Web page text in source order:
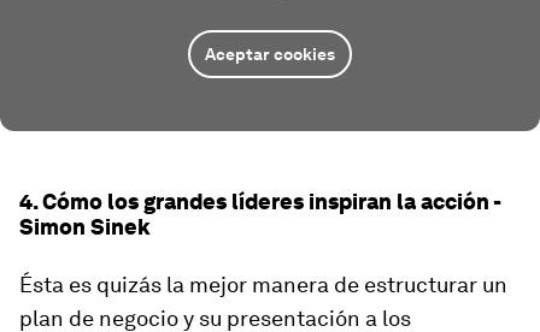
Aceptar cookies
4. Cómo los grandes líderes inspiran la acción -
Simon Sinek
Ésta es quizás la mejor manera de estructurar un
plan de negocio y su presentación a los